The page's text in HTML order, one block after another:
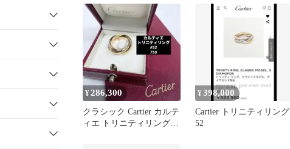
箱付
¥286,300
クラシック Cartier カルテ
ィエ トリニティリング
¥398,000
Cartier トリニティリング
52